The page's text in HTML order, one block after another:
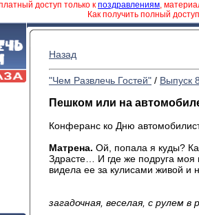
доступ только к поздравлениям,
Как получить полный
Назад
"Чем Развлечь Гостей" / Выпуск
Пешком или на
Конферанс ко Дню
Матрена. Ой, попала я куды?
Здрасте… И где же подруга моя
видела ее за кулисами живой и
загадочная, веселая, с рулем в